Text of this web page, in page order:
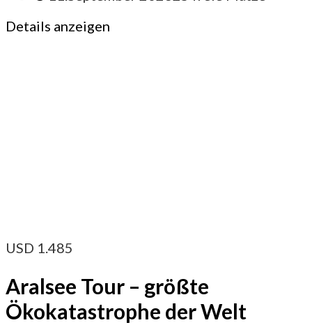
Details anzeigen
USD 1.485
Aralsee Tour – größte
Ökokatastrophe der Welt